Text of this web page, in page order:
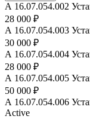
А 16.07.054.002
28 000 ₽
А 16.07.054.003
30 000 ₽
А 16.07.054.004
28 000 ₽
А 16.07.054.005
50 000 ₽
А 16.07.054.006
Active